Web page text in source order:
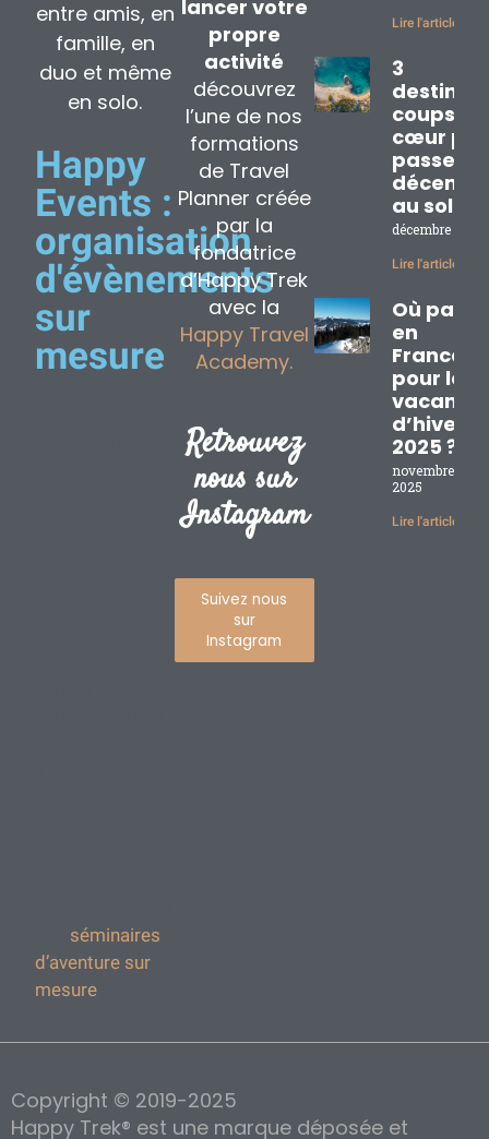
entre amis, en
famille, en
duo et même
en solo.
Happy
Events :
organisation
d'évènements
sur
mesure
séminaires
d’aventure sur
mesure
lancer votre
propre
activité
découvrez
l’une de nos
formations
de Travel
Planner créée
par la
fondatrice
d’Happy Trek
avec la
Happy Travel
Academy.
Retrouvez
nous sur
Instagram
Suivez nous
sur
Instagram
Lire l'article »
3
coups de
cœur
passer
au soleil
décembre 2,
Lire l'article »
Où partir
en
France
pour les
d’hiver
2025 ?
novembre 17,
2025
Lire l'article »
Copyright © 2019-2025
Happy Trek® est une marque déposée et